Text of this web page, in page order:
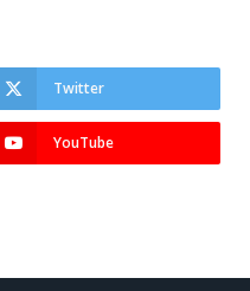
Twitter
YouTube